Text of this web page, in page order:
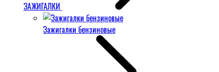
ЗАЖИГАЛКИ
Зажигалки бензиновые